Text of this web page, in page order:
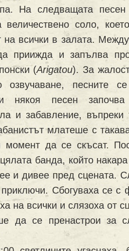
На следващата
величествено соло,
на всички в залата.
приижда и запълва
(Arigatou). За
озвучаване, песните
някоя песен
и забавление,
млатеше с
момент да се скъсат.
банда, който
и дивее пред сцената.
приключи. Сбогуваха се с
на всички и слязоха от
да се пренастрои за